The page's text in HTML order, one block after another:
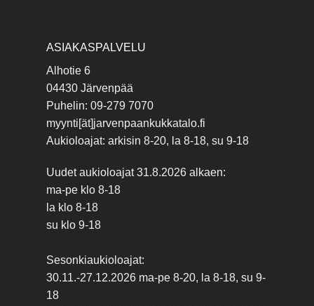
ASIAKASPALVELU
Alhotie 6
04430 Järvenpää
Puhelin: 09-279 7070
myynti[ät]jarvenpaankukkatalo.fi
Aukioloajat: arkisin 8-20, la 8-18, su 9-18
Uudet aukioloajat 31.8.2026 alkaen:
ma-pe klo 8-18
la klo 8-18
su klo 9-18
Sesonkiaukioloajat:
30.11.-27.12.2026 ma-pe 8-20, la 8-18, su 9-
18